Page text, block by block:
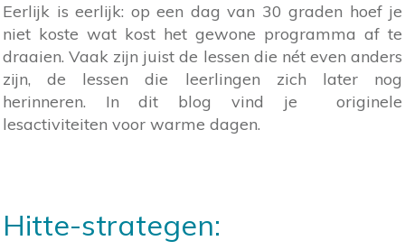
Eerlijk is eerlijk: op een dag van 30 graden hoef je
niet koste wat kost het gewone programma af te
draaien. Vaak zijn juist de lessen die nét even anders
zijn, de lessen die leerlingen zich later nog
herinneren. In dit blog vind je originele
lesactiviteiten voor warme dagen.
Hitte-strategen: